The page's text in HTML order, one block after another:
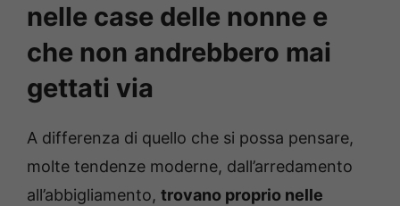
nelle case delle nonne e
che non andrebbero mai
gettati via
A differenza di quello che si possa pensare,
molte tendenze moderne, dall’arredamento
all’abbigliamento, trovano proprio nelle